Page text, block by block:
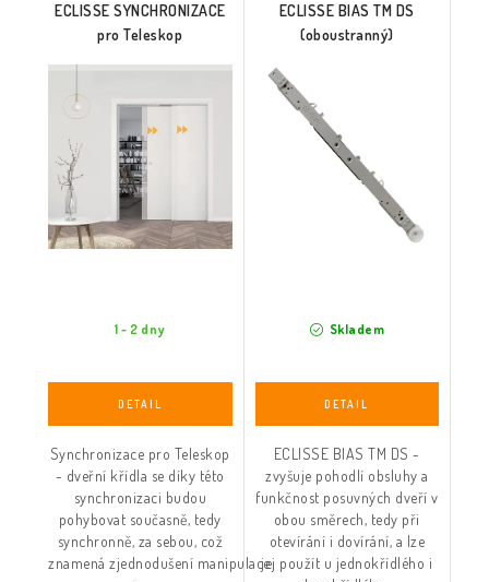
ECLISSE SYNCHRONIZACE
pro Teleskop
1 - 2 dny
Synchronizace pro Teleskop
- dveřní křídla se díky této
synchronizaci budou
pohybovat současně, tedy
synchronně, za sebou, což
znamená zjednodušení manipulace
ECLISSE BIAS TM DS
(oboustranný)
Skladem
ECLISSE BIAS TM DS -
zvyšuje pohodlí obsluhy a
funkčnost posuvných dveří v
obou směrech, tedy při
otevírání i dovírání, a lze
jej použít u jednokřídlého i